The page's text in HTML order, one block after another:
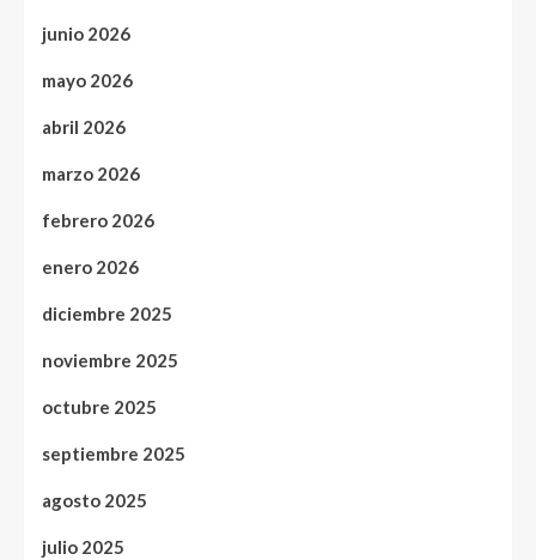
junio 2026
mayo 2026
abril 2026
marzo 2026
febrero 2026
enero 2026
diciembre 2025
noviembre 2025
octubre 2025
septiembre 2025
agosto 2025
julio 2025